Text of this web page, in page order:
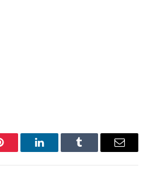
LinkedInTumblr Email